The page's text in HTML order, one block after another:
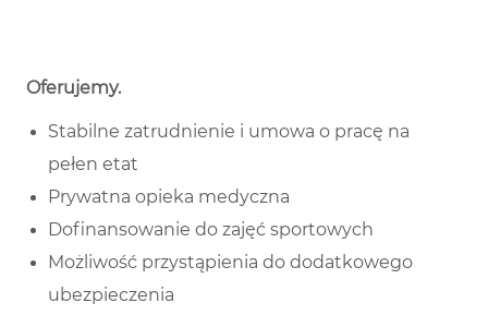
Oferujemy.
Stabilne zatrudnienie i umowa o pracę na
pełen etat
Prywatna opieka medyczna
Dofinansowanie do zajęć sportowych
Możliwość przystąpienia do dodatkowego
ubezpieczenia